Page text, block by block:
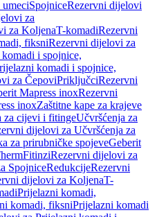
SpojniceRezervni dijelovi
za
za KoljenaT-komadiRezervni
fiksniRezervni dijelovi za
i spojnice,
komadi i spojnice,
za ČepoviPriključciRezervni
Mapress inoxRezervni
inoxZaštitne kape za krajeve
za cijevi i fitingeUčvršćenja za
dijelovi za Učvršćenja za
za prirubničke spojeveGeberit
FitinziRezervni dijelovi za
SpojniceRedukcijeRezervni
dijelovi za KoljenaT-
Prijelazni komadi,
komadi, fiksniPrijelazni komadi